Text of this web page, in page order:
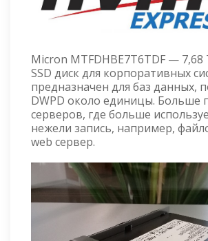
Micron MTFDHBE7T6TDF —
SSD диск для корпоративных
предназначен для баз данных,
DWPD около единицы. Больше
серверов, где больше
нежели запись, например,
web сервер.